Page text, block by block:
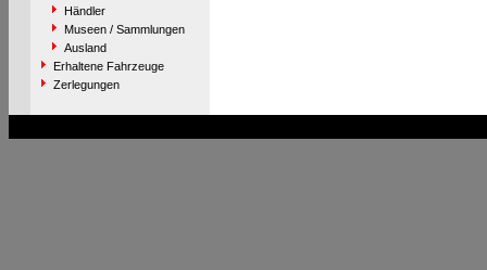
Händler
Museen / Sammlungen
Ausland
Erhaltene Fahrzeuge
Zerlegungen